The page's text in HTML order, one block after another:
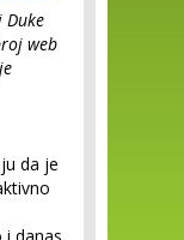
Duke
web
da je